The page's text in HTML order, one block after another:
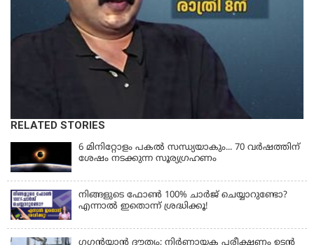
RELATED STORIES
6 മിനിറ്റോളം പകൽ സന്ധ്യയാകും... 70 വർഷത്തിന്
ശേഷം നടക്കുന്ന സൂര്യഗ്രഹണം
നിങ്ങളുടെ ഫോൺ 100% ചാർജ് ചെയ്യാറുണ്ടോ?
എന്നാൽ ഇതൊന്ന് ശ്രദ്ധിക്കൂ!
ഗഗന്‍യാന്‍ ദൗത്യം; നിര്‍ണായക പരീക്ഷണം ഉടന്‍